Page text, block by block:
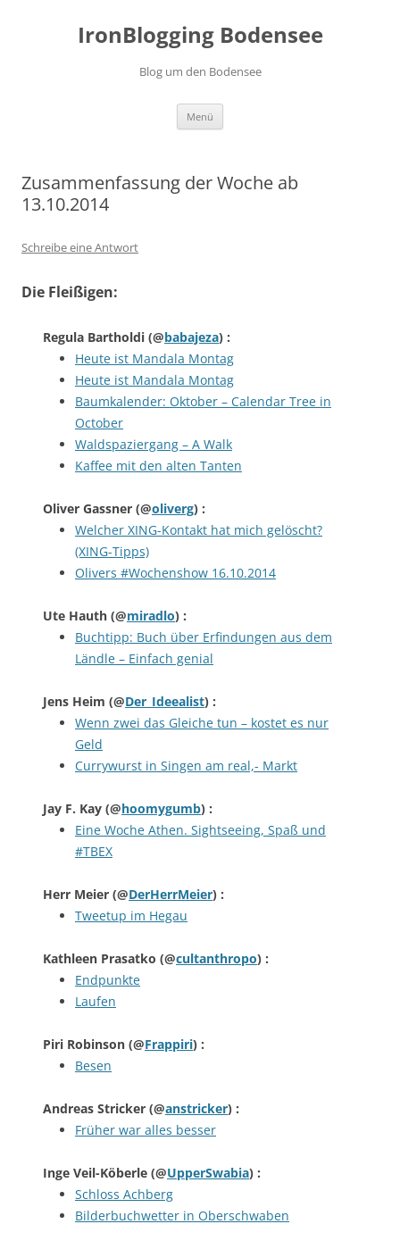
IronBlogging Bodensee
Blog um den Bodensee
Menü
Zusammenfassung der Woche ab
13.10.2014
Schreibe eine Antwort
Die Fleißigen:
Regula Bartholdi (@babajeza) :
Heute ist Mandala Montag
Heute ist Mandala Montag
Baumkalender: Oktober – Calendar Tree in
October
Waldspaziergang – A Walk
Kaffee mit den alten Tanten
Oliver Gassner (@oliverg) :
Welcher XING-Kontakt hat mich gelöscht?
(XING-Tipps)
Olivers #Wochenshow 16.10.2014
Ute Hauth (@miradlo) :
Buchtipp: Buch über Erfindungen aus dem
Ländle – Einfach genial
Jens Heim (@Der_Ideealist) :
Wenn zwei das Gleiche tun – kostet es nur
Geld
Currywurst in Singen am real,- Markt
Jay F. Kay (@hoomygumb) :
Eine Woche Athen. Sightseeing, Spaß und
#TBEX
Herr Meier (@DerHerrMeier) :
Tweetup im Hegau
Kathleen Prasatko (@cultanthropo) :
Endpunkte
Laufen
Piri Robinson (@Frappiri) :
Besen
Andreas Stricker (@anstricker) :
Früher war alles besser
Inge Veil-Köberle (@UpperSwabia) :
Schloss Achberg
Bilderbuchwetter in Oberschwaben